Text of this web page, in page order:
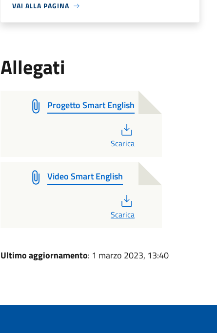
VAI ALLA PAGINA
Allegati
Progetto Smart English
Scarica
Video Smart English
Scarica
Ultimo aggiornamento: 1 marzo 2023, 13:40